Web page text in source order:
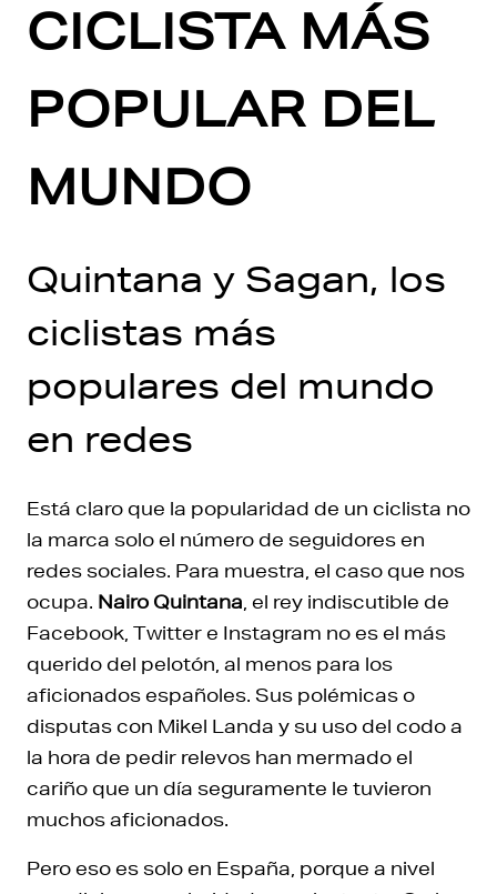
CICLISTA MÁS
POPULAR DEL
MUNDO
Quintana y Sagan, los
ciclistas más
populares del mundo
en redes
Está claro que la popularidad de un ciclista no
la marca solo el número de seguidores en
redes sociales. Para muestra, el caso que nos
ocupa. Nairo Quintana, el rey indiscutible de
Facebook, Twitter e Instagram no es el más
querido del pelotón, al menos para los
aficionados españoles. Sus polémicas o
disputas con Mikel Landa y su uso del codo a
la hora de pedir relevos han mermado el
cariño que un día seguramente le tuvieron
muchos aficionados.
Pero eso es solo en España, porque a nivel